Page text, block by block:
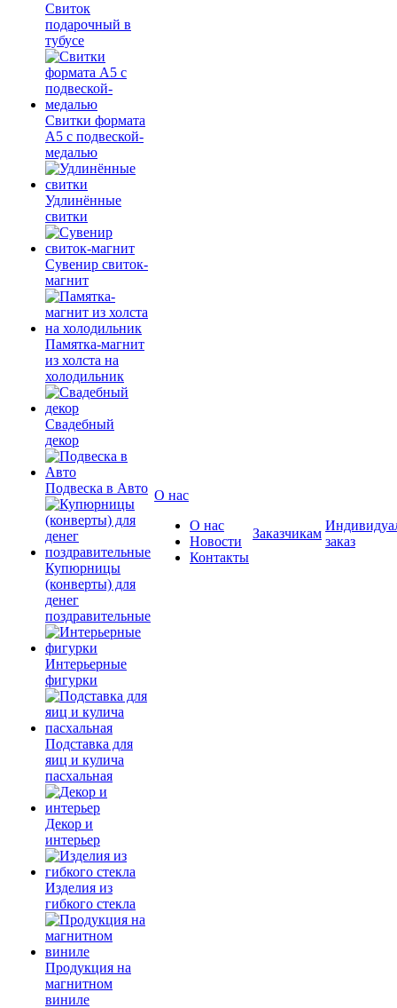
Свиток
подарочный в
тубусе
Свитки формата
А5 с подвеской-
медалью
Удлинённые
свитки
Сувенир свиток-
магнит
Памятка-магнит
из холста на
холодильник
Свадебный
декор
Подвеска в Авто
Купюрницы
(конверты) для
денег
поздравительные
Интерьерные
фигурки
Подставка для
яиц и кулича
пасхальная
Декор и
интерьер
Изделия из
гибкого стекла
Продукция на
магнитном
виниле
О нас
О нас
Новости
Контакты
Заказчикам
заказ